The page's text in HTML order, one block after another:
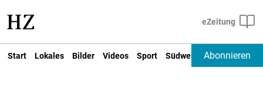
Start Lokales Bilder Videos Sport Südwest Deutschland
Abonnieren